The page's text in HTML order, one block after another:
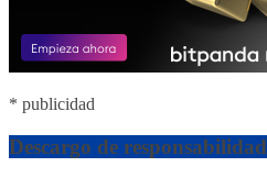
* publicidad
Descargo de responsabilidad